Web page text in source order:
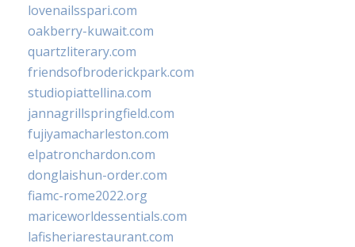
lovenailsspari.com
oakberry-kuwait.com
quartzliterary.com
friendsofbroderickpark.com
studiopiattellina.com
jannagrillspringfield.com
fujiyamacharleston.com
elpatronchardon.com
donglaishun-order.com
fiamc-rome2022.org
mariceworldessentials.com
lafisheriarestaurant.com